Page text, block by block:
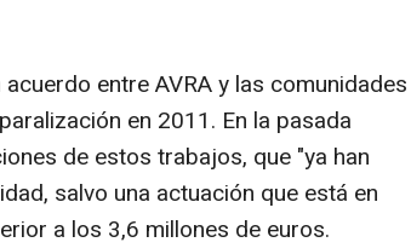
entre AVRA y las comunidades
en 2011. En la pasada
de estos trabajos, que "ya han
salvo una actuación que está en
a los 3,6 millones de euros.